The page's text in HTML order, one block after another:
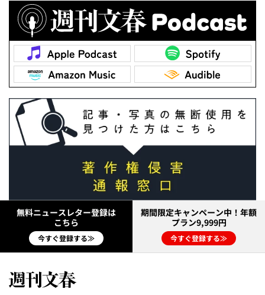
無料ニュースレター登録は
こちら
今すぐ登録する≫
期間限定キャンペーン中！年額
プラン9,999円
今すぐ登録する≫